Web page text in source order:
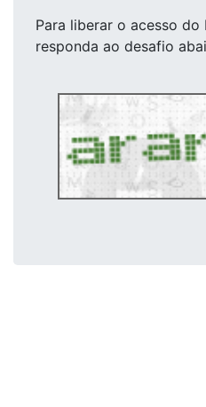
Para liberar o acesso do
responda ao desafio